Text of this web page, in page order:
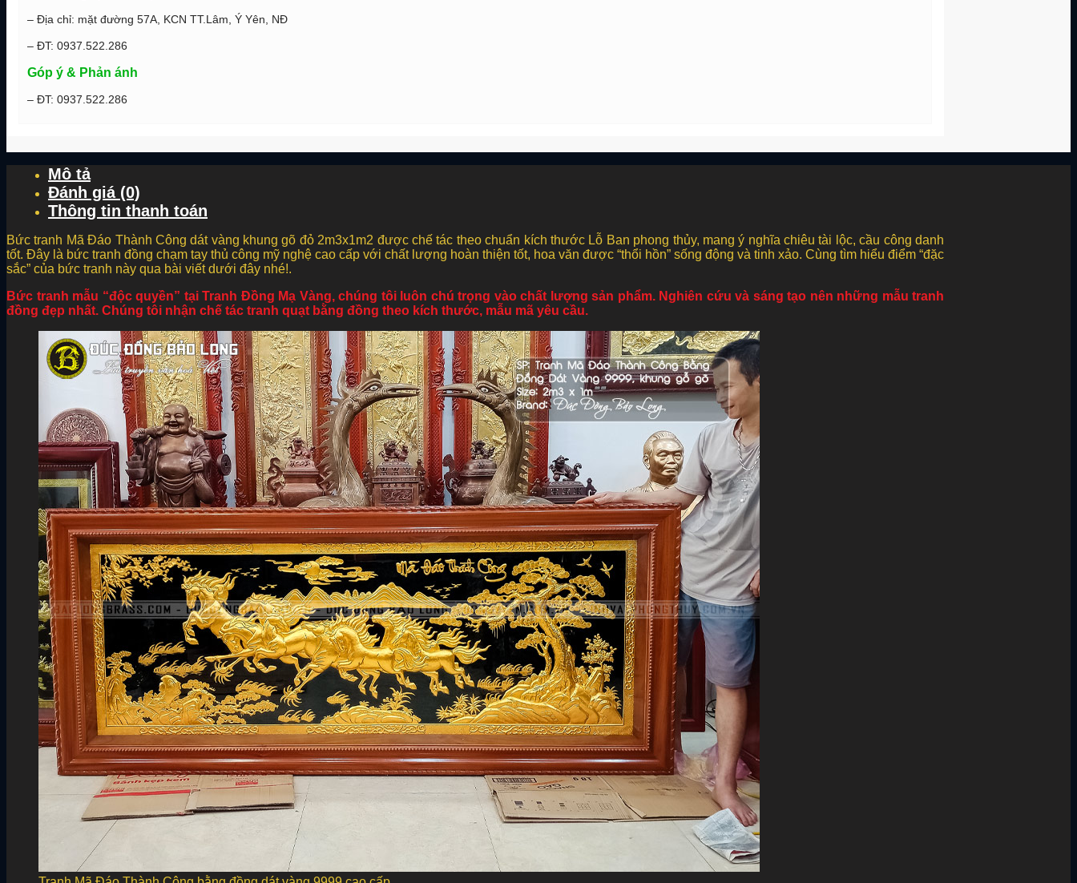
– Địa chỉ: mặt đường 57A, KCN TT.Lâm, Ý Yên, NĐ
– ĐT: 0937.522.286
Góp ý & Phản ánh
– ĐT: 0937.522.286
Mô tả
Đánh giá (0)
Thông tin thanh toán
Bức tranh Mã Đáo Thành Công dát vàng khung gõ đỏ 2m3x1m2 được chế tác theo chuẩn kích thước Lỗ Ban phong thủy, mang ý nghĩa chiêu tài lộc, cầu công danh
tốt. Đây là bức tranh đồng chạm tay thủ công mỹ nghệ cao cấp với chất lượng hoàn thiện tốt, hoa văn được “thổi hồn” sống động và tinh xảo. Cùng tìm hiểu điểm “đặc
sắc” của bức tranh này qua bài viết dưới đây nhé!.
Bức tranh mẫu “độc quyền” tại Tranh Đồng Mạ Vàng, chúng tôi luôn chú trọng vào chất lượng sản phẩm. Nghiên cứu và sáng tạo nên những mẫu tranh
đồng đẹp nhất. Chúng tôi nhận chế tác tranh quạt bằng đồng theo kích thước, mẫu mã yêu cầu.